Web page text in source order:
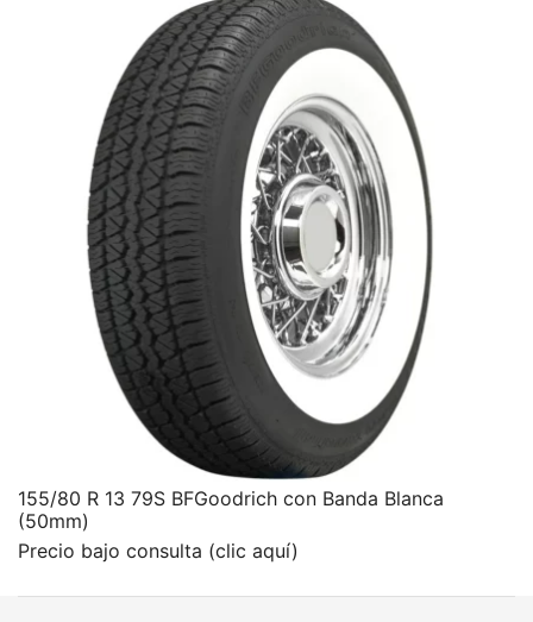
155/80 R 13 79S BFGoodrich con Banda Blanca
(50mm)
Precio bajo consulta (clic aquí)